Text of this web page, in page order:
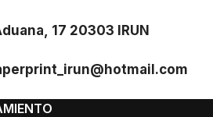
17 20303 IRUN